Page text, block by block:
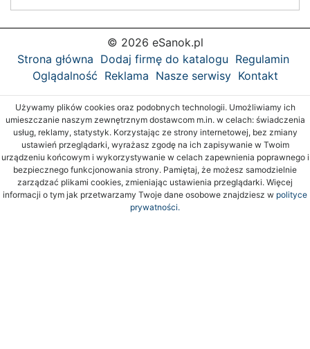
© 2026 eSanok.pl
Strona główna Dodaj firmę do katalogu Regulamin
Oglądalność Reklama Nasze serwisy Kontakt
Używamy plików cookies oraz podobnych technologii. Umożliwiamy ich
umieszczanie naszym zewnętrznym dostawcom m.in. w celach: świadczenia
usług, reklamy, statystyk. Korzystając ze strony internetowej, bez zmiany
ustawień przeglądarki, wyrażasz zgodę na ich zapisywanie w Twoim
urządzeniu końcowym i wykorzystywanie w celach zapewnienia poprawnego i
bezpiecznego funkcjonowania strony. Pamiętaj, że możesz samodzielnie
zarządzać plikami cookies, zmieniając ustawienia przeglądarki. Więcej
informacji o tym jak przetwarzamy Twoje dane osobowe znajdziesz w polityce
prywatności.